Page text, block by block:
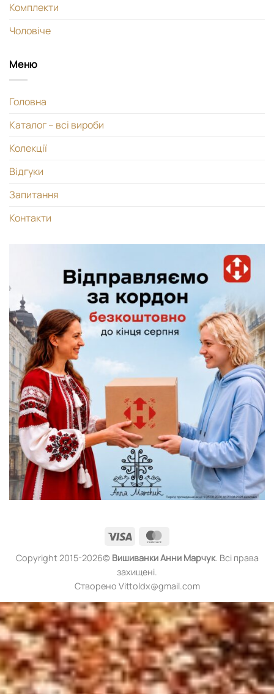
Комплекти
Чоловіче
Меню
Головна
Каталог – всі вироби
Колекції
Відгуки
Запитання
Контакти
Visa
Copyright 2015-2026© ВишиванкиАнни Марчук. Всі права
захищені.
Створено Vittoldx@gmail.com